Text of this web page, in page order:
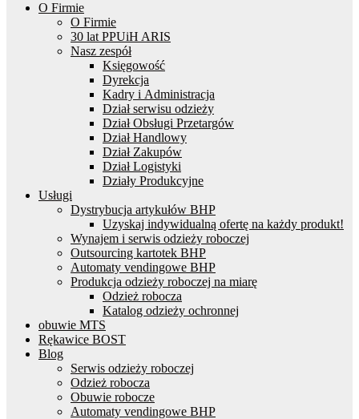
O Firmie
O Firmie
30 lat PPUiH ARIS
Nasz zespół
Księgowość
Dyrekcja
Kadry i Administracja
Dział serwisu odzieży
Dział Obsługi Przetargów
Dział Handlowy
Dział Zakupów
Dział Logistyki
Działy Produkcyjne
Usługi
Dystrybucja artykułów BHP
Uzyskaj indywidualną ofertę na każdy produkt!
Wynajem i serwis odzieży roboczej
Outsourcing kartotek BHP
Automaty vendingowe BHP
Produkcja odzieży roboczej na miarę
Odzież robocza
Katalog odzieży ochronnej
obuwie MTS
Rękawice BOST
Blog
Serwis odzieży roboczej
Odzież robocza
Obuwie robocze
Automaty vendingowe BHP